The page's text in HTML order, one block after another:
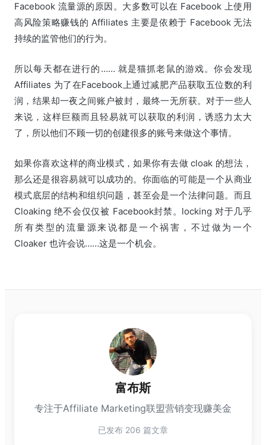
Facebook 流量源的原因。大多数可以在 Facebook 上使用
高风险策略赚钱的 Affiliates 主要是依赖于 Facebook 无法
持续的监管他们的行为。
所以每天都在进行的…… 就是猫抓老鼠的游戏。你会发现
Affiliates 为了在Facebook上通过减肥产品获取五位数的利
润，结果却一夜之间账户被封，最终一无所获。对于一些人
来说，这样巨额而且轻易就可以获取的利润，诱惑力太大
了，所以他们不顾一切的创建很多的账号来做这个事情。
如果你喜欢这样的商业模式，如果你有去做 cloak 的想法，
那么还是很容易就可以成功的。你面临的可能是一个从商业
模式底层的结构和组织问题，甚至会是一个法律问题。而且
Cloaking 绝不会仅仅被 Facebook封禁。locking 对于几乎
所有类型的流量源来说都是一个祸害，不过做为一个
Cloaker 也许会说……这是一个机会。
富布斯
专注于Affiliate Marketing联盟营销变现赚美金
已发布 206 篇文章